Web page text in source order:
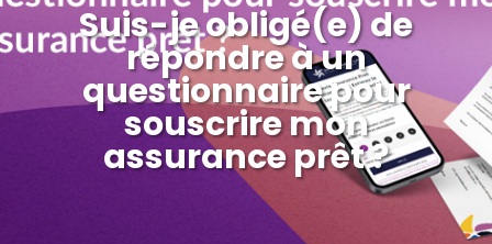
Suis-je obligé(e) de
répondre à un
questionnaire pour
souscrire mon
assurance prêt ?